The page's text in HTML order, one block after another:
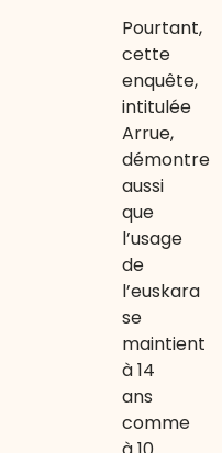
Pourtant,
cette
enquête,
intitulée
Arrue,
démontre
aussi
que
l’usage
de
l’euskara
se
maintient
à 14
ans
comme